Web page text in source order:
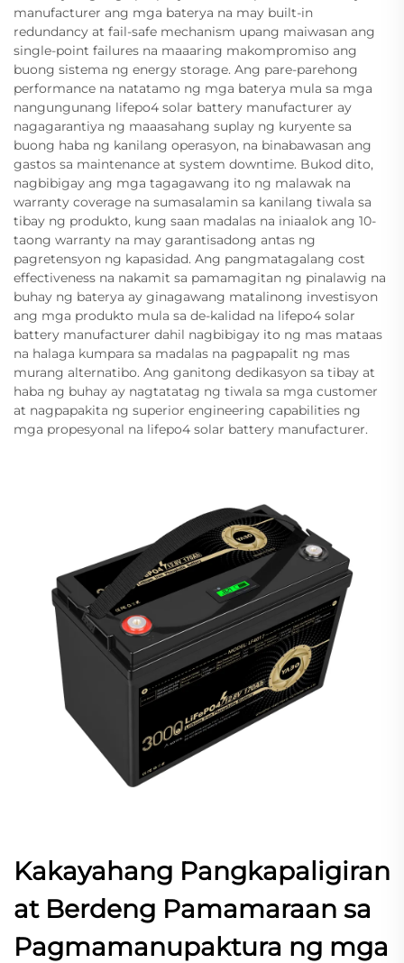
manufacturer ang mga baterya na may built-in
redundancy at fail-safe mechanism upang maiwasan ang
single-point failures na maaaring makompromiso ang
buong sistema ng energy storage. Ang pare-parehong
performance na natatamo ng mga baterya mula sa mga
nangungunang lifepo4 solar battery manufacturer ay
nagagarantiya ng maaasahang suplay ng kuryente sa
buong haba ng kanilang operasyon, na binabawasan ang
gastos sa maintenance at system downtime. Bukod dito,
nagbibigay ang mga tagagawang ito ng malawak na
warranty coverage na sumasalamin sa kanilang tiwala sa
tibay ng produkto, kung saan madalas na iniaalok ang 10-
taong warranty na may garantisadong antas ng
pagretensyon ng kapasidad. Ang pangmatagalang cost
effectiveness na nakamit sa pamamagitan ng pinalawig na
buhay ng baterya ay ginagawang matalinong investisyon
ang mga produkto mula sa de-kalidad na lifepo4 solar
battery manufacturer dahil nagbibigay ito ng mas mataas
na halaga kumpara sa madalas na pagpapalit ng mas
murang alternatibo. Ang ganitong dedikasyon sa tibay at
haba ng buhay ay nagtatatag ng tiwala sa mga customer
at nagpapakita ng superior engineering capabilities ng
mga propesyonal na lifepo4 solar battery manufacturer.
Kakayahang Pangkapaligiran
at Berdeng Pamamaraan sa
Pagmamanupaktura ng mga